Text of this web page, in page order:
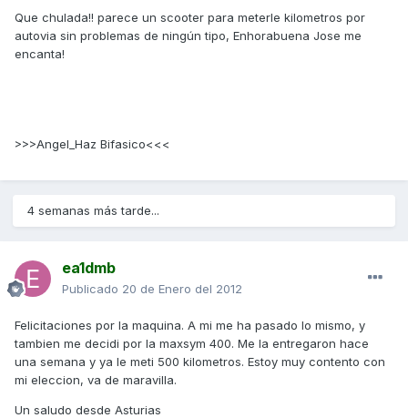
Que chulada!! parece un scooter para meterle kilometros por
autovia sin problemas de ningún tipo, Enhorabuena Jose me
encanta!
>>>Angel_Haz Bifasico<<<
4 semanas más tarde...
ea1dmb
Publicado 20 de Enero del 2012
Felicitaciones por la maquina. A mi me ha pasado lo mismo, y
tambien me decidi por la maxsym 400. Me la entregaron hace
una semana y ya le meti 500 kilometros. Estoy muy contento con
mi eleccion, va de maravilla.
Un saludo desde Asturias